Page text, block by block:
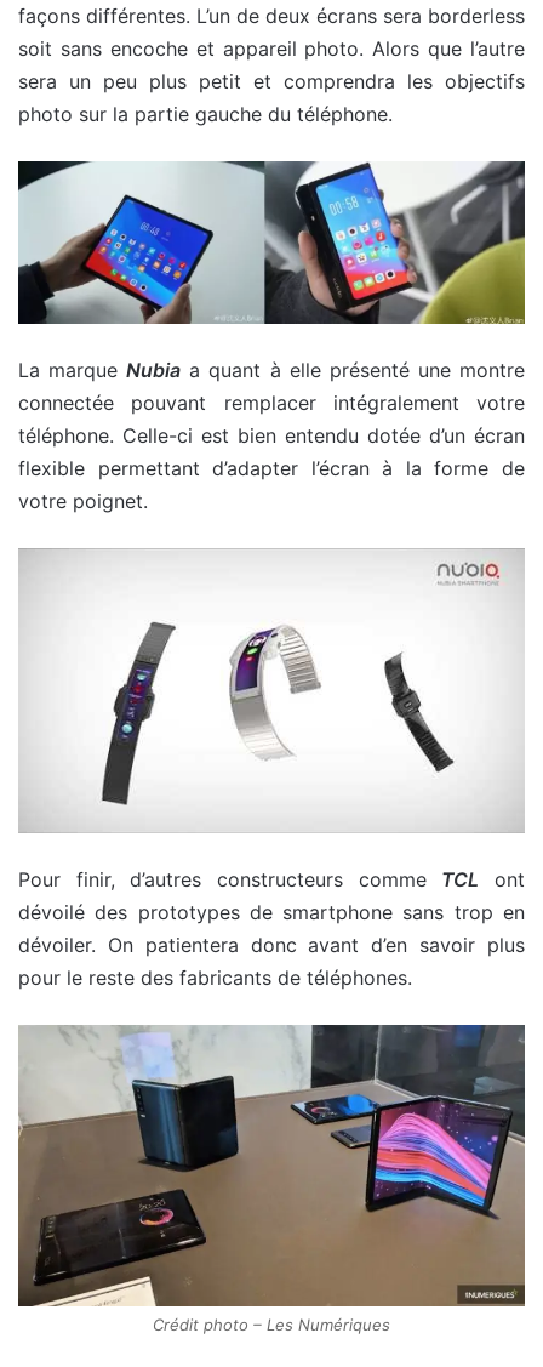
façons différentes. L’un de deux écrans sera borderless
soit sans encoche et appareil photo. Alors que l’autre
sera un peu plus petit et comprendra les objectifs
photo sur la partie gauche du téléphone.
La marqueNubia a quant à elle présenté une montre
connectée pouvant remplacer intégralement votre
téléphone. Celle-ci est bien entendu dotée d’un écran
flexible permettant d’adapter l’écran à la forme de
votre poignet.
Pour finir, d’autres constructeurs comme TCL
ont
dévoilé des prototypes de smartphone sans trop en
dévoiler. On patientera donc avant d’en savoir plus
pour le reste des fabricants de téléphones.
Crédit photo – Les Numériques